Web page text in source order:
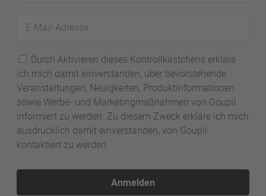
Mail-
Durch Aktivieren dieses Kontrollkästchens erkläre
ich mich damit einverstanden, über bevorstehende
Veranstaltungen, Neuigkeiten, Produktinformationen
sowie Werbe- und Marketingmaßnahmen von Goupil
informiert zu werden. Zu diesem Zweck erkläre ich mich
ausdrücklich damit einverstanden, von Goupil
kontaktiert zu werden.
Anmelden